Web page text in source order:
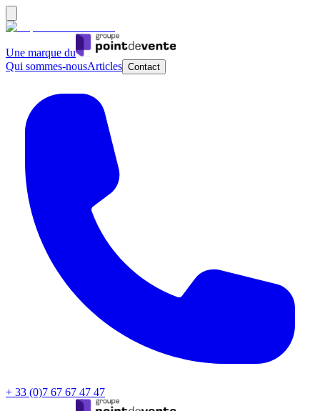
Une marque du
Qui sommes-nousArticles Contact
+ 33 (0)7 67 67 47 47